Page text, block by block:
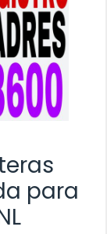
para